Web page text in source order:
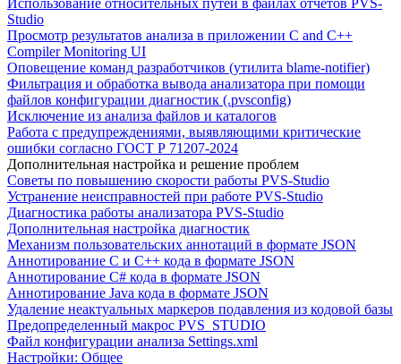
Studio
Просмотр результатов анализа в приложении C and C++
Compiler Monitoring UI
Оповещение команд разработчиков (утилита blame-notifier)
Фильтрация и обработка вывода анализатора при помощи
файлов конфигурации диагностик (.pvsconfig)
Исключение из анализа файлов и каталогов
Работа с предупреждениями, выявляющими критические
ошибки согласно ГОСТ Р 71207-2024
Дополнительная настройка и решение проблем
Советы по повышению скорости работы PVS-Studio
Устранение неисправностей при работе PVS-Studio
Диагностика работы анализатора PVS-Studio
Дополнительная настройка диагностик
Механизм пользовательских аннотаций в формате JSON
Аннотирование C и C++ кода в формате JSON
Аннотирование C# кода в формате JSON
Аннотирование Java кода в формате JSON
Удаление неактуальных маркеров подавления из кодовой базы
Предопределенный макрос PVS_STUDIO
Файл конфигурации анализа Settings.xml
Настройки: Общее